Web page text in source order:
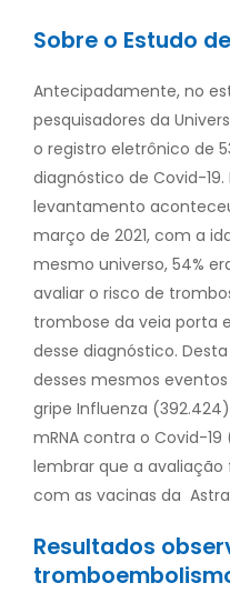
Sobre o Estudo
Antecipadamente, no
pesquisadores da
o registro eletrônico de
diagnóstico de Covid-
levantamento
março de 2021, com a
mesmo universo, 54%
avaliar o risco de
trombose da veia porta
desse diagnóstico.
desses mesmos
gripe Influenza
mRNA contra o Covid-
lembrar que a
com as vacinas da
Resultados